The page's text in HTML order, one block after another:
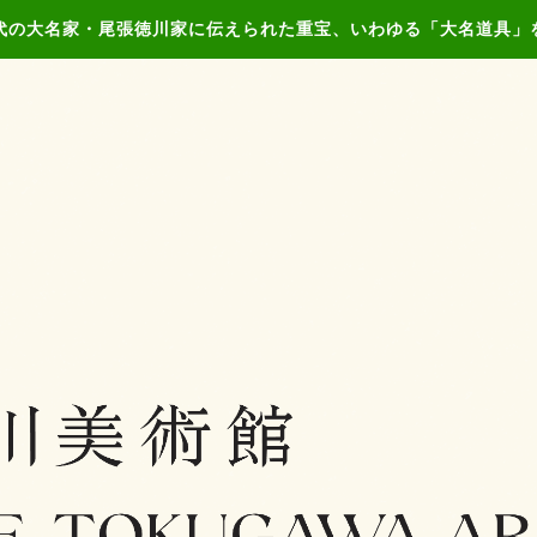
の大名家・尾張徳川家に伝えられた重宝、いわゆる「大名道具」